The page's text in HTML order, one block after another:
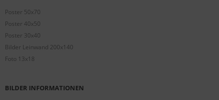
Poster 50x70
Poster 40x50
Poster 30x40
Bilder Leinwand 200x140
Foto 13x18
BILDER INFORMATIONEN